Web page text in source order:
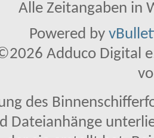
Alle Zeitangaben in
Powered by
Adduco Digital
des
Dateianhänge